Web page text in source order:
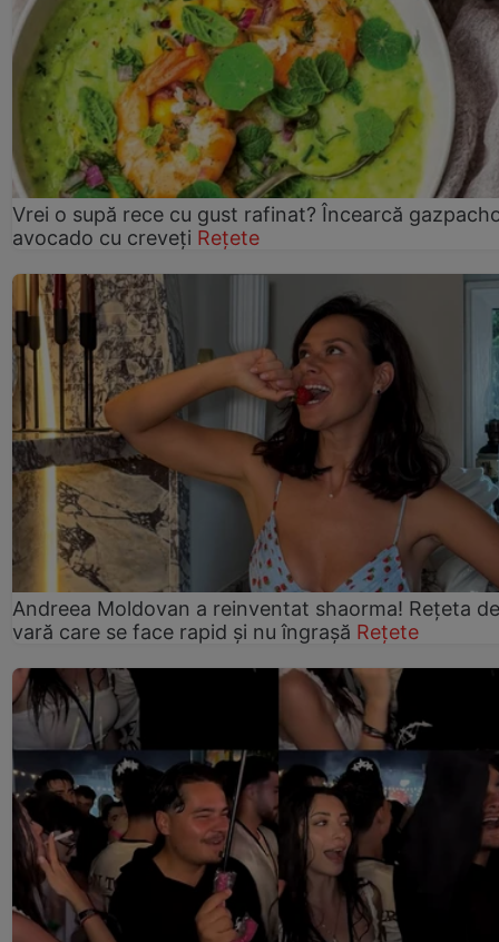
Vrei o supă rece cu gust rafinat? Încearcă
avocado cu creveți Rețete
Andreea Moldovan a reinventat shaorma! Rețeta de
vară care se face rapid și nu îngrașă Rețete